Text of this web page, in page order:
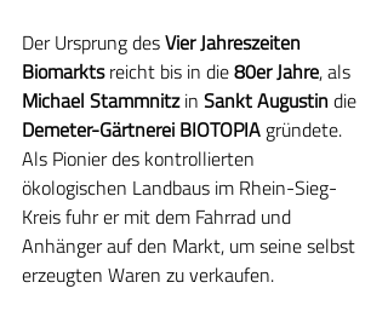
Der Ursprung des Vier Jahreszeiten
Biomarkts reicht bis in die 80er Jahre, als
Michael Stammnitz in Sankt Augustin die
Demeter-Gärtnerei BIOTOPIA gründete.
Als Pionier des kontrollierten
ökologischen Landbaus im Rhein-Sieg-
Kreis fuhr er mit dem Fahrrad und
Anhänger auf den Markt, um seine selbst
erzeugten Waren zu verkaufen.